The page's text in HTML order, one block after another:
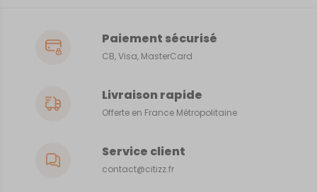
Paiement sécurisé
CB, Visa, MasterCard
Livraison rapide
Offerte en France Métropolitaine
Service client
contact@citizz.fr